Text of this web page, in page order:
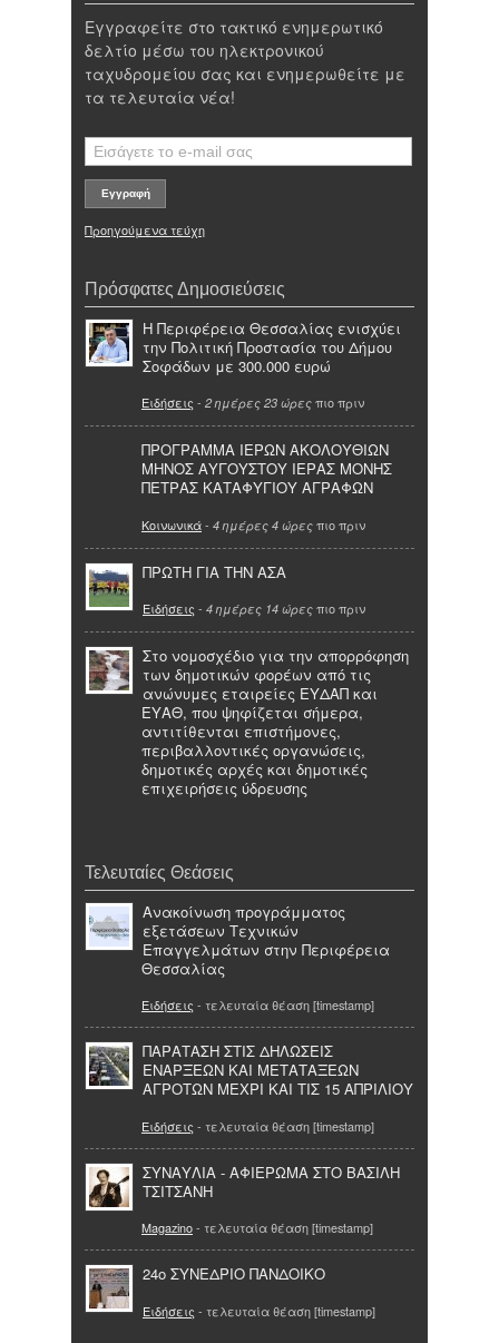
Εγγραφείτε στο τακτικό ενημερωτικό
δελτίο μέσω του ηλεκτρονικού
ταχυδρομείου σας και ενημερωθείτε με
τα τελευταία νέα!
Προηγούμενα τεύχη
Πρόσφατες Δημοσιεύσεις
Η Περιφέρεια Θεσσαλίας ενισχύει
την Πολιτική Προστασία του Δήμου
Σοφάδων με 300.000 ευρώ
Ειδήσεις - 2 ημέρες 23 ώρες πιο πριν
ΠΡΟΓΡΑΜΜΑ ΙΕΡΩΝ ΑΚΟΛΟΥΘΙΩΝ
ΜΗΝΟΣ ΑΥΓΟΥΣΤΟΥ ΙΕΡΑΣ ΜΟΝΗΣ
ΠΕΤΡΑΣ ΚΑΤΑΦΥΓΙΟΥ ΑΓΡΑΦΩΝ
Κοινωνικά- 4 ημέρες 4 ώρες πιο πριν
ΠΡΩΤΗ ΓΙΑ ΤΗΝ ΑΣΑ
Ειδήσεις - 4 ημέρες 14 ώρες πιο πριν
Στο νομοσχέδιο για την απορρόφηση
των δημοτικών φορέων από τις
ανώνυμες εταιρείες ΕΥΔΑΠ και
ΕΥΑΘ, που ψηφίζεται σήμερα,
αντιτίθενται επιστήμονες,
περιβαλλοντικές οργανώσεις,
δημοτικές αρχές και δημοτικές
επιχειρήσεις ύδρευσης
Τελευταίες Θεάσεις
Ανακοίνωση προγράμματος
εξετάσεων Τεχνικών
Επαγγελμάτων στην Περιφέρεια
Θεσσαλίας
Ειδήσεις - τελευταία θέαση [timestamp]
ΠΑΡΑΤΑΣΗ ΣΤΙΣ ΔΗΛΩΣΕΙΣ
ΕΝΑΡΞΕΩΝ ΚΑΙ ΜΕΤΑΤΑΞΕΩΝ
ΑΓΡΟΤΩΝ ΜΕΧΡΙ ΚΑΙ ΤΙΣ 15 ΑΠΡΙΛΙΟΥ
Ειδήσεις - τελευταία θέαση [timestamp]
ΣΥΝΑΥΛΙΑ - ΑΦΙΕΡΩΜΑ ΣΤΟ ΒΑΣΙΛΗ
ΤΣΙΤΣΑΝΗ
Magazino- τελευταία θέαση [timestamp]
24ο ΣΥΝΕΔΡΙΟ ΠΑΝΔΟΙΚΟ
Ειδήσεις - τελευταία θέαση [timestamp]